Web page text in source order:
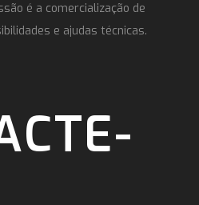
é a comercialização de
e ajudas técnicas.